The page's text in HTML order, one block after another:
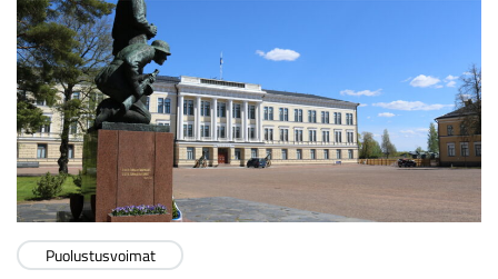
Puolustusvoimat